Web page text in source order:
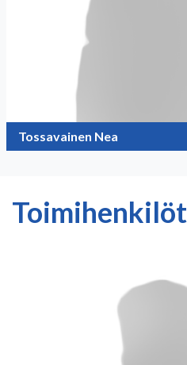
Tossavainen Nea
Toimihenkilöt